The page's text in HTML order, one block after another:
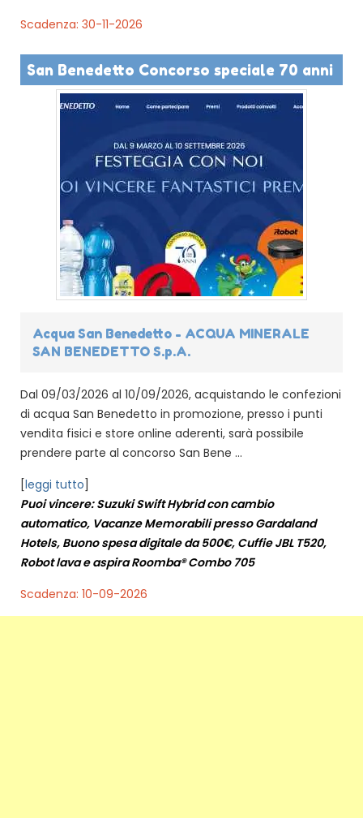
Scadenza: 30-11-2026
San Benedetto Concorso speciale 70 anni
Acqua San Benedetto - ACQUA MINERALE
SAN BENEDETTO S.p.A.
Dal 09/03/2026 al 10/09/2026, acquistando le confezioni
di acqua San Benedetto in promozione, presso i punti
vendita fisici e store online aderenti, sarà possibile
prendere parte al concorso San Bene ...
[leggi tutto]
Puoi vincere: Suzuki Swift Hybrid con cambio
automatico, Vacanze Memorabili presso Gardaland
Hotels, Buono spesa digitale da 500€, Cuffie JBL T520,
Robot lava e aspira Roomba® Combo 705
Scadenza: 10-09-2026